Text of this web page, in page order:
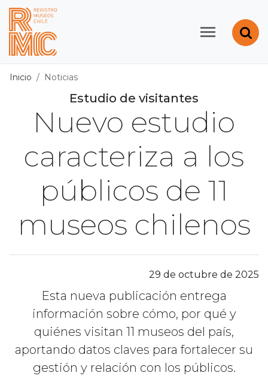
Contenido principal
Registro de Museos
Inicio Noticias
Estudio de visitantes
Nuevo estudio
caracteriza a los
públicos de 11
museos chilenos
29 de octubre de 2025
Esta nueva publicación entrega
información sobre cómo, por qué y
quiénes visitan 11 museos del país,
aportando datos claves para fortalecer su
gestión y relación con los públicos.